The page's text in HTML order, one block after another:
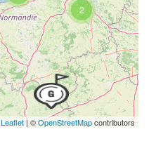
2
Leaflet |©OpenStreetMapcontributors